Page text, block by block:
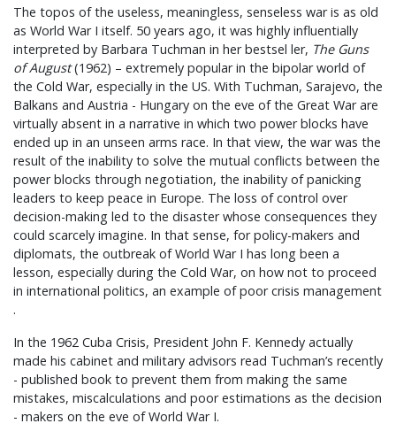
The topos of the useless, meaningless, senseless war is as old
as World War I itself. 50 years ago, it was highly influentially
interpreted by Barbara Tuchman in her bestsel ler, The Guns
of August(1962) – extremely popular in the bipolar world of
the Cold War, especially in the US. With Tuchman, Sarajevo, the
Balkans and Austria - Hungary on the eve of the Great War are
virtually absent in a narrative in which two power blocks have
ended up in an unseen arms race. In that view, the war was the
result of the inability to solve the mutual conflicts between the
power blocks through negotiation, the inability of panicking
leaders to keep peace in Europe. The loss of control over
decision-making led to the disaster whose consequences they
could scarcely imagine. In that sense, for policy-makers and
diplomats, the outbreak of World War I has long been a
lesson, especially during the Cold War, on how not to proceed
in international politics, an example of poor crisis management
.
In the 1962 Cuba Crisis, President John F. Kennedy actually
made his cabinet and military advisors read Tuchman’s recently
- published book to prevent them from making the same
mistakes, miscalculations and poor estimations as the decision
- makers on the eve of World War I.